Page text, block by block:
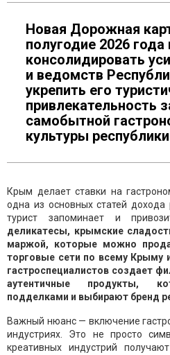
Новая Дорожная
полугодие 2026 года
консолидировать
и ведомств
укрепить его
привлекательность
самобытной
культуры
Крым делает ставки на
одна из основных статей
турист запоминает и
деликатесы, крымские
маржой, которые можно
торговые сети по всему Крыму
гастроспециалистов создает
аутентичные продукты,
подделками и выбирают бренд
Важный нюанс — включение
индустриях. Это не просто
креативных индустрий